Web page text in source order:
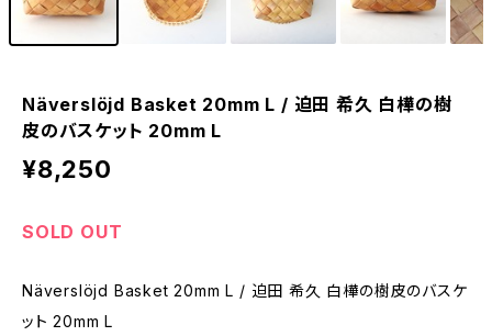
Näverslöjd Basket 20mm L / 迫田 希久 白樺の樹
皮のバスケット 20mm L
¥8,250
SOLD OUT
Näverslöjd Basket 20mm L / 迫田 希久 白樺の樹皮のバスケ
ット 20mm L